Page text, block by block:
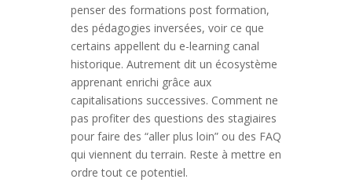
penser des formations post formation,
des pédagogies inversées, voir ce que
certains appellent du e-learning canal
historique. Autrement dit un écosystème
apprenant enrichi grâce aux
capitalisations successives. Comment ne
pas profiter des questions des stagiaires
pour faire des “aller plus loin” ou des FAQ
qui viennent du terrain. Reste à mettre en
ordre tout ce potentiel.